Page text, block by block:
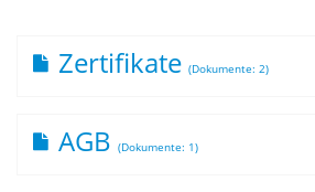
Zertifikate(Dokumente: 2)
AGB(Dokumente: 1)